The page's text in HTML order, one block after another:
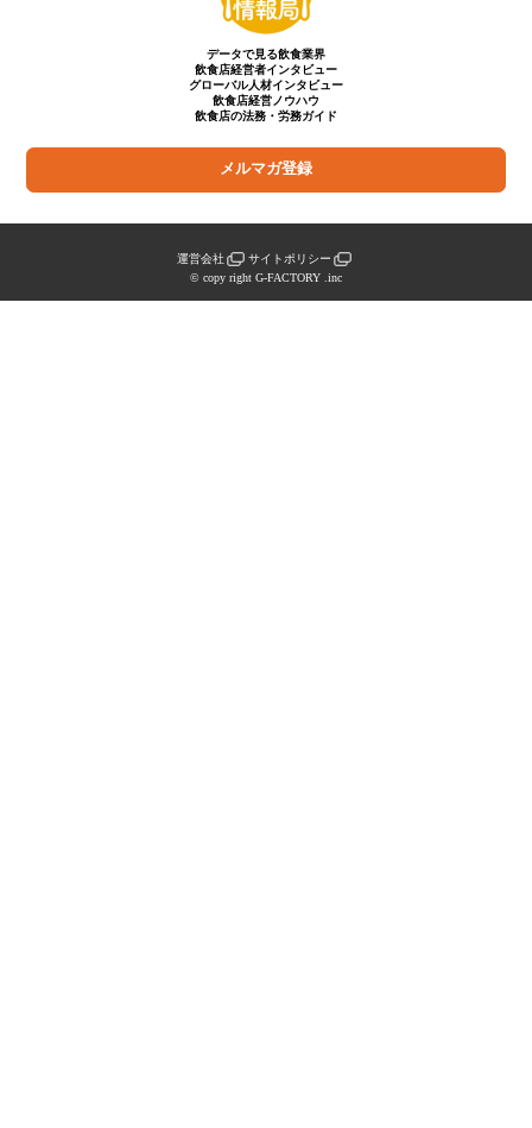
データで見る飲食業界
飲食店経営者インタビュー
グローバル人材インタビュー
飲食店経営ノウハウ
飲食店の法務・労務ガイド
メルマガ登録
運営会社
サイトポリシー
© copy right G-FACTORY .inc